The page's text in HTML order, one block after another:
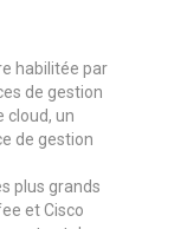
habilitée par
de gestion
cloud, un
de gestion
plus grands
et Cisco